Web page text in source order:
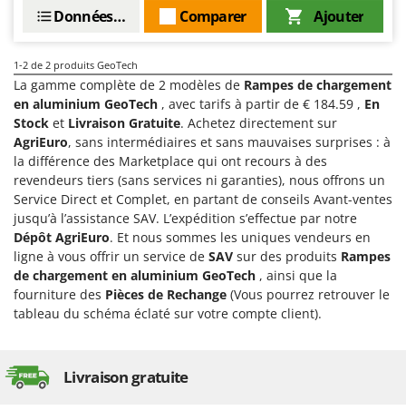
Filets pour la Récolte des olives
Filtres pour vin et huile
Floconneuses
Fouloirs - Égrappoirs
Fourches pour tracteur
Fours d'extérieur - intérieur pour pizza et cuisine
Fours électriques
Fraises à neige
Fraises rotatives pour tracteur
Friteuses sans huile
G
Générateurs d'air chaud
Comet
Cruccolini
CTEK
D
Dal Degan
DCG
Deca
DeWalt
Di Martino
Diavola Pro
Diesse
Dominion
Ajouter
Comparer
Données techniques
1-2 de 2 produits GeoTech
La gamme complète de 2 modèles de Rampes de chargement
en aluminium GeoTech , avec tarifs à partir de € 184.59 , En
Stock et Livraison Gratuite. Achetez directement sur
AgriEuro, sans intermédiaires et sans mauvaises surprises : à
la différence des Marketplace qui ont recours à des
revendeurs tiers (sans services ni garanties), nous offrons un
Service Direct et Complet, en partant de conseils Avant-ventes
jusqu’à l’assistance SAV. L’expédition s’effectue par notre
Dépôt AgriEuro. Et nous sommes les uniques vendeurs en
ligne à vous offrir un service de SAV sur des produits Rampes
de chargement en aluminium GeoTech , ainsi que la
fourniture des Pièces de Rechange (Vous pourrez retrouver le
tableau du schéma éclaté sur votre compte client).
Livraison gratuite